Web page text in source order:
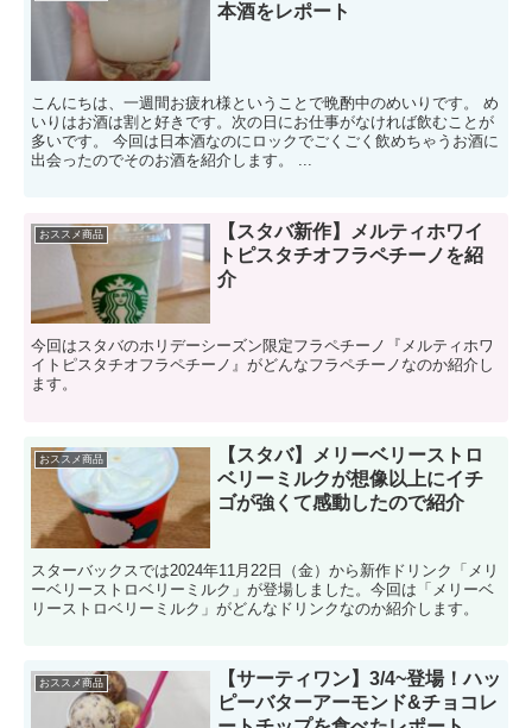
本酒をレポート
こんにちは、一週間お疲れ様ということで晩酌中のめいりです。 め
いりはお酒は割と好きです。次の日にお仕事がなければ飲むことが
多いです。 今回は日本酒なのにロックでごくごく飲めちゃうお酒に
出会ったのでそのお酒を紹介します。 ...
おススメ商品
【スタバ新作】メルティホワイ
トピスタチオフラペチーノを紹
介
今回はスタバのホリデーシーズン限定フラペチーノ『メルティホワ
イトピスタチオフラペチーノ』がどんなフラペチーノなのか紹介し
ます。
おススメ商品
【スタバ】メリーベリーストロ
ベリーミルクが想像以上にイチ
ゴが強くて感動したので紹介
スターバックスでは2024年11月22日（金）から新作ドリンク「メリ
ーベリーストロベリーミルク」が登場しました。今回は「メリーベ
リーストロベリーミルク」がどんなドリンクなのか紹介します。
おススメ商品
【サーティワン】3/4~登場！ハッ
ピーバターアーモンド&チョコレ